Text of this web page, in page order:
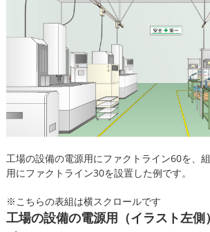
工場の設備の電源用にファクトライン60を、
用にファクトライン30を設置した例です。
※こちらの表組は横スクロールです
工場の設備の電源用（イラスト左側